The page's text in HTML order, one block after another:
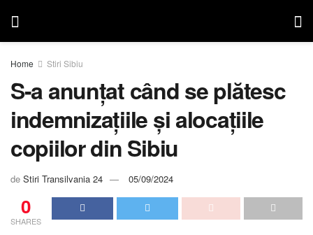
Home Stiri Sibiu
S-a anunțat când se plătesc
indemnizațiile și alocațiile
copiilor din Sibiu
de Stiri Transilvania 24 05/09/2024
0
SHARES